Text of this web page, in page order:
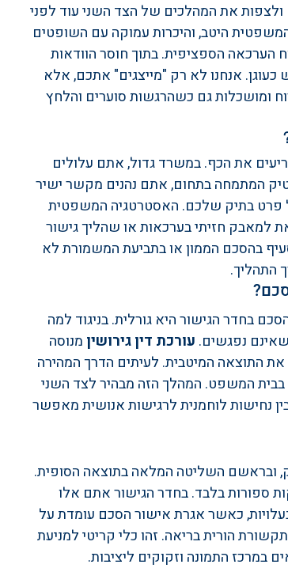
דפוסים ולצפות את המהלכים של הצד השני עוד לפני
היטב, והיכרות עמוקה עם השופטים
הערכאה הספציפית. בתוך חוסר הוודאות
אנחנו לא רק "מייצגים" אתכם, אלא
ומושכלות גם כשהרגשות סוערים והלחץ
את הכף. במשרד גדול, אתם עלולים
המתמחה בתחום, אתם נהנים מקשר ישיר
פרט בתיק שלכם. האסטרטגיה המשפטית
למאבק חזיתי בערכאות או שהליך גישור
בהסכם הממון או בתביעת המשמורת לא
התהליך.
בחדר הגישור היא גורלית. בניגוד למה
נפגשים. עורכת דין גירושין מנוסה
התוצאה המיטבית. לעיתים הדרך המהירה
בבית המשפט. המהלך הזה מבהיר לצד השני
נחישות לוחמנית לרגישות אנושית מאפשר
ובראשם השליטה המלאה בתוצאה הסופית.
ספורות בלבד. בחדר הגישור אתם אלו
כאשר אגרת אישור הסכם עומדת על
את היסודות לתקשורת הורית בריאה. זהו כלי קריטי למניעת
במרכז התמונה וזקוקים ליציבות.